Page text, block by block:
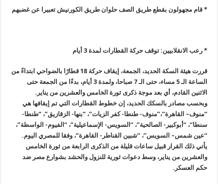
* قام مجهولون بقطع طريق الصف حلوان طريق الكورنيش تعبيرا عن غضبهم
* رعب الانقلابيين: توقف حركة القطارات لمدة 3 أيام
قررت هيئة السكة الحديد، الجمعة، إيقاف حركة 18 قطارًا بالضواحي ابتداءً من
الساعة الـ 5 مساء، حتى الـ 7 صباحا، ولمدة 3 أيام، بدءًا من الجمعة حتى
الاثنين القادم، أي بعد موجة ذكرى ثورة الخامس والعشرين من يناير .
وبحسب مصادر بالسكك الحديد، إن خطوط القطارات التي تم إيقافها هي
“منوف– القاهرة”،”منوف- طنطا- كفر الزيات”، “بنها- الزقازيق”، “طنطا-
سنطا“،“أبوكبير- الصالحية”، “السويس- الإسماعيلية”، “الفيوم- الواسطة”،
“عين شمس– السويس”، “شبين القناطر- القاهرة”، وفقا للمصري اليوم.
يأتي ذلك القرار قبيل ساعات قليلة من الذكرى الرابعة من ثورة الخامس
والعشرين من يناير، وسط دعوات ثورية للنزول والحشد بشوارع مصر ضد
حكم العسكر .